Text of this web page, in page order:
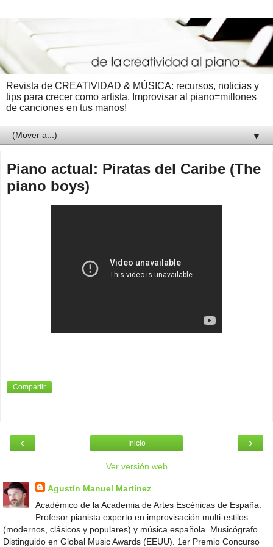
Revista de CREATIVIDAD & MÚSICA: recursos, noticias y
tips para crecer como artista. Improvisar al piano=millones
de canciones en tus manos!
▼
Piano actual: Piratas del Caribe (The
piano boys)
Compartir
‹ ›
Inicio
Ver versión web
Agustín Manuel Martínez
Académico de la Academia de Artes Escénicas de España.
Profesor pianista experto en improvisación multi-estilos
(modernos, clásicos y populares) y música española. Musicógrafo.
Distinguido en Global Music Awards (EEUU). 1er Premio Concurso